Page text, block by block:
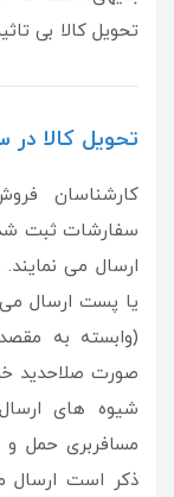
تحویل کالا بی
تحویل کالا
کارشناسان
سفارشات ثبت شده
ارسال می
(وابسته به
صورت صلاحدید
شیوه های ارسال
مسافربری حمل
ذکر است